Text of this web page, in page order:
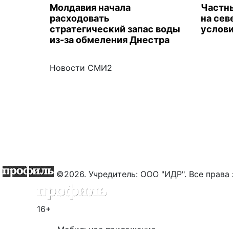
Молдавия начала
расходовать
стратегический запас воды
из-за обмеления Днестра
на
Новости СМИ2
©2026. Учредитель: ООО "ИДР". Все
16+